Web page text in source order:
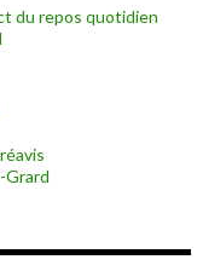
du repos quotidien
Grard